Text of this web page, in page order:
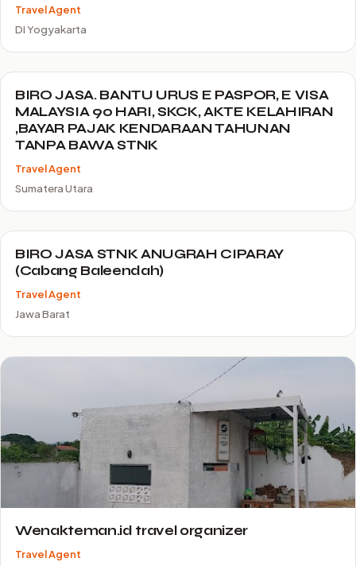
Travel Agent
DI Yogyakarta
BIRO JASA. BANTU URUS E PASPOR, E VISA
MALAYSIA 90 HARI, SKCK, AKTE KELAHIRAN
,BAYAR PAJAK KENDARAAN TAHUNAN
TANPA BAWA STNK
Travel Agent
Sumatera Utara
BIRO JASA STNK ANUGRAH CIPARAY
(Cabang Baleendah)
Travel Agent
Jawa Barat
Wenakteman.id travel organizer
Travel Agent